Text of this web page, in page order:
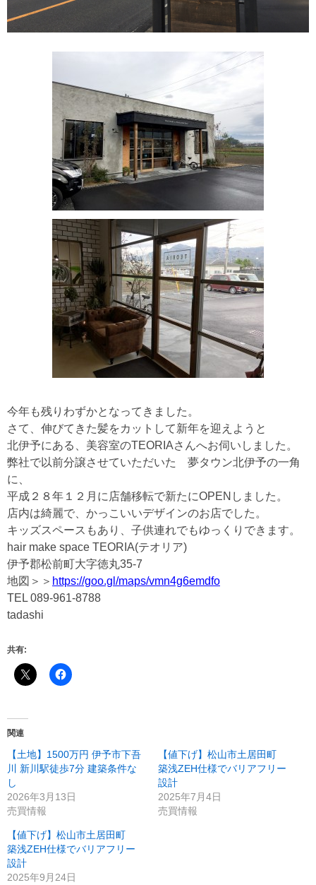
今年も残りわずかとなってきました。
さて、伸びてきた髪をカットして新年を迎えようと
北伊予にある、美容室のTEORIAさんへお伺いしました。
弊社で以前分譲させていただいた 夢タウン北伊予の一角
に、
平成２８年１２月に店舗移転で新たにOPENしました。
店内は綺麗で、かっこいいデザインのお店でした。
キッズスペースもあり、子供連れでもゆっくりできます。
hair make space TEORIA(テオリア)
伊予郡松前町大字徳丸35-7
地図＞＞ https://goo.gl/maps/vmn4g6emdfo
TEL 089-961-8788
tadashi
共有:
関連
【土地】1500万円 伊予市下吾
川 新川駅徒歩7分 建築条件な
し
2026年3月13日
売買情報
【値下げ】松山市土居田町
築浅ZEH仕様でバリアフリー
設計
2025年7月4日
売買情報
【値下げ】松山市土居田町
築浅ZEH仕様でバリアフリー
設計
2025年9月24日